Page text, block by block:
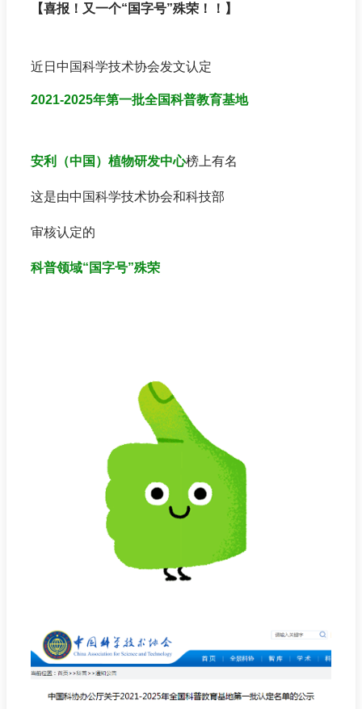
【喜报！又一个“国字号”殊荣！！】
近日中国科学技术协会发文认定
2021-2025年第一批全国科普教育基地
安利（中国）植物研发中心榜上有名
这是由中国科学技术协会和科技部
审核认定的
科普领域“国字号”殊荣